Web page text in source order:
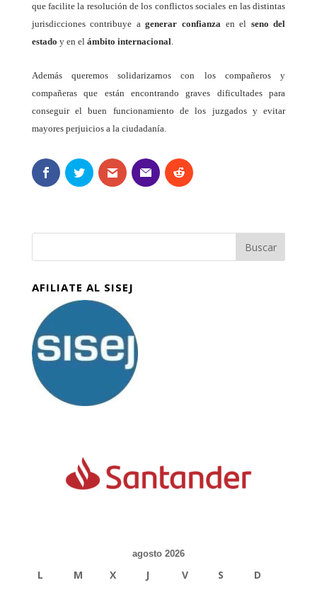
que facilite la resolución de los conflictos sociales en las distintas
jurisdicciones contribuye agenerar confianza en el seno del
estado y en el ámbito internacional.
Además queremos solidarizarnos con los compañeros y
compañeras que están encontrando graves dificultades para
conseguir el buen funcionamiento de los juzgados y evitar
mayores perjuicios a la ciudadanía.
AFILIATE AL SISEJ
agosto 2026
L M X J V S D